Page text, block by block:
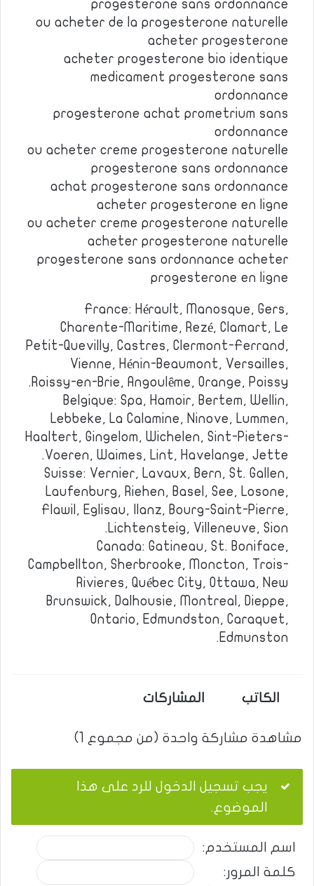
progesterone sans ordonnance
ou acheter de la progesterone naturelle
acheter progesterone
acheter progesterone bio identique
medicament progesterone sans
ordonnance
progesterone achat prometrium sans
ordonnance
ou acheter creme progesterone naturelle
progesterone sans ordonnance
achat progesterone sans ordonnance
acheter progesterone en ligne
ou acheter creme progesterone naturelle
acheter progesterone naturelle
progesterone sans ordonnance acheter
progesterone en ligne
France: Hérault, Manosque, Gers,
Charente-Maritime, Rezé, Clamart, Le
Petit-Quevilly, Castres, Clermont-Ferrand,
Vienne, Hénin-Beaumont, Versailles,
Roissy-en-Brie, Angoulême, Orange, Poissy.
Belgique: Spa, Hamoir, Bertem, Wellin,
Lebbeke, La Calamine, Ninove, Lummen,
Haaltert, Gingelom, Wichelen, Sint-Pieters-
Voeren, Waimes, Lint, Havelange, Jette.
Suisse: Vernier, Lavaux, Bern, St. Gallen,
Laufenburg, Riehen, Basel, See, Losone,
Flawil, Eglisau, Ilanz, Bourg-Saint-Pierre,
Lichtensteig, Villeneuve, Sion.
Canada: Gatineau, St. Boniface,
Campbellton, Sherbrooke, Moncton, Trois-
Rivieres, Québec City, Ottawa, New
Brunswick, Dalhousie, Montreal, Dieppe,
Ontario, Edmundston, Caraquet,
Edmunston.
الكاتب المشاركات
مشاهدة مشاركة واحدة (من مجموع 1)
يجب تسجيل الدخول للرد على هذا
الموضوع.
اسم المستخدم:
كلمة المرور: